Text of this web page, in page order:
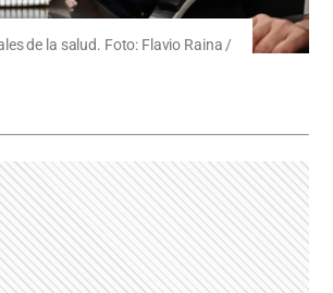
de la salud. Foto: Flavio Raina /